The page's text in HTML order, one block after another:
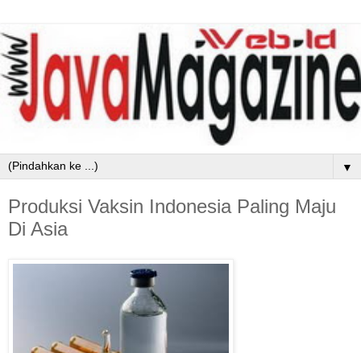
▼
Produksi Vaksin Indonesia Paling Maju
Di Asia